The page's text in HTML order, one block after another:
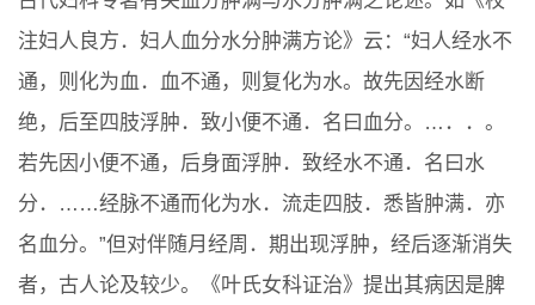
注妇人良方．妇人血分水分肿满方论》云：“妇人经水不
通，则化为血．血不通，则复化为水。故先因经水断
绝，后至四肢浮肿．致小便不通．名曰血分。…．．。
若先因小便不通，后身面浮肿．致经水不通．名曰水
分．……经脉不通而化为水．流走四肢．悉皆肿满．亦
名血分。”但对伴随月经周．期出现浮肿，经后逐渐消失
者，古人论及较少。《叶氏女科证治》提出其病因是脾